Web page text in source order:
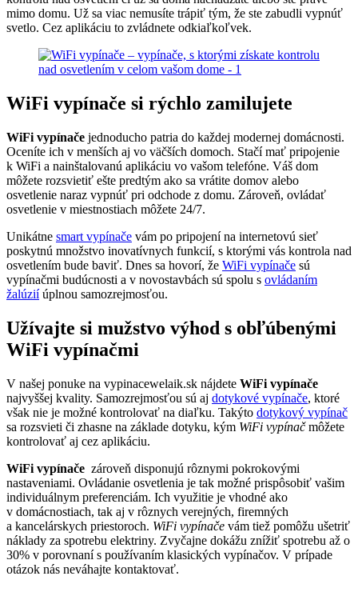
mimo domu. Už sa viac nemusíte trápiť tým, že ste zabudli vypnúť
svetlo. Cez aplikáciu to zvládnete odkiaľkoľvek.
WiFi vypínače si rýchlo zamilujete
WiFi vypínače jednoducho patria do každej modernej domácnosti.
Oceníte ich v menších aj vo väčších domoch. Stačí mať pripojenie
k WiFi a nainštalovanú aplikáciu vo vašom telefóne. Váš dom
môžete rozsvietiť ešte predtým ako sa vrátite domov alebo
osvetlenie naraz vypnúť pri odchode z domu. Zároveň, ovládať
osvetlenie v miestnostiach môžete 24/7.
Unikátne smart vypínače vám po pripojení na internetovú sieť
poskytnú množstvo inovatívnych funkcií, s ktorými vás kontrola nad
osvetlením bude baviť. Dnes sa hovorí, že WiFi vypínače sú
vypínačmi budúcnosti a v novostavbách sú spolu s ovládaním
žalúziíúplnou samozrejmosťou.
Užívajte si mužstvo výhod s obľúbenými
WiFi vypínačmi
V našej ponuke na vypinacewelaik.sk nájdete WiFi vypínače
najvyššej kvality. Samozrejmosťou sú aj dotykové vypínače, ktoré
však nie je možné kontrolovať na diaľku. Takýto dotykový vypínač
sa rozsvieti či zhasne na základe dotyku, kým WiFi vypínačmôžete
kontrolovať aj cez aplikáciu.
WiFi vypínače zároveň disponujú rôznymi pokrokovými
nastaveniami. Ovládanie osvetlenia je tak možné prispôsobiť vašim
individuálnym preferenciám. Ich využitie je vhodné ako
v domácnostiach, tak aj v rôznych verejných, firemných
a kancelárskych priestoroch. WiFi vypínače vám tiež pomôžu ušetriť
náklady za spotrebu elektriny. Zvyčajne dokážu znížiť spotrebu až o
30% v porovnaní s používaním klasických vypínačov. V prípade
otázok nás neváhajte kontaktovať.